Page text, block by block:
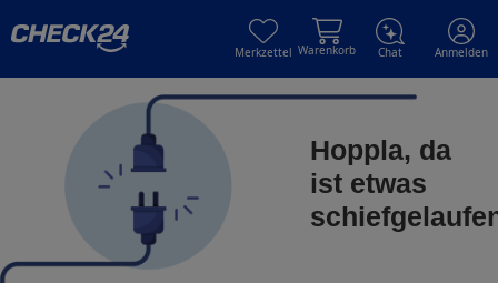
Merkzettel Warenkorb Chat Anmelden
Hoppla, da
ist etwas